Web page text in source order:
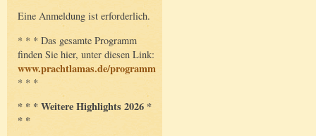
Eine Anmeldung ist erforderlich.
* * * Das gesamte Programm
finden Sie hier, unter diesen Link:
www.prachtlamas.de/programm
* * *
* * * Weitere Highlights 2026 *
* *